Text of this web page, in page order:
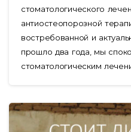
стоматологического
антиостеопорозной
востребованной и
прошло два года, мы
стоматологическим